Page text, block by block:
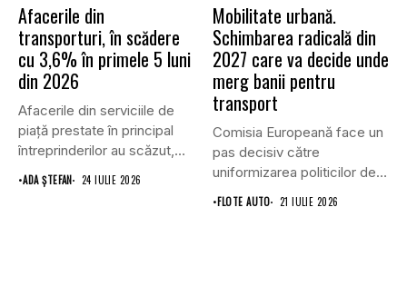
Afacerile din
transporturi, în scădere
cu 3,6% în primele 5 luni
din 2026
Afacerile din serviciile de
piaţă prestate în principal
întreprinderilor au scăzut,
în...
•ADA ȘTEFAN 24 IULIE 2026
Mobilitate urbană.
Schimbarea radicală din
2027 care va decide unde
merg banii pentru
transport
Comisia Europeană face un
pas decisiv către
uniformizarea politicilor de
transport prin...
•FLOTE AUTO 21 IULIE 2026